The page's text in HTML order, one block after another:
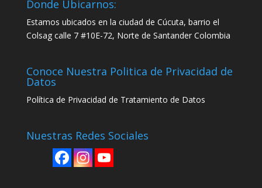
Donde Ubicarnos:
Estamos ubicados en la ciudad de Cúcuta, barrio el
Colsag calle 7 #10E-72, Norte de Santander Colombia
Conoce Nuestra Politica de Privacidad de
Datos
Política de Privacidad de Tratamiento de Datos
Nuestras Redes Sociales